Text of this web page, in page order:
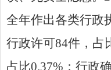
全年作出各类行政
行政许可84件，占
占比0.37% ；行政